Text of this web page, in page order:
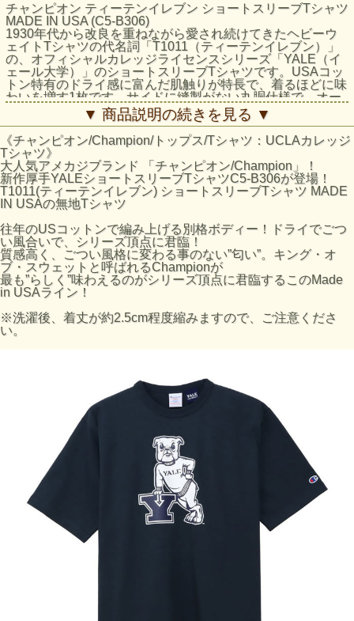
チャンピオン ティーテンイレブン ショートスリーブTシャツ
MADE IN USA (C5-B306)
1930年代から改良を重ねながら愛され続けてきたヘビーウ
ェイトTシャツの代名詞「T1011（ティーテンイレブン）」
の、オフィシャルカレッジライセンスシリーズ「YALE（イ
ェール大学）」のショートスリーブTシャツです。USAコッ
トン特有のドライ感に富んだ肌触りが特長で、着るほどに味
わいを増す1枚です。サイドに縫製がない丸胴仕様で、オー
センティック アメリカン アスレチックウェアの
Champion（チャンピオン）らしいバインダーネック仕様も
ポイントです。胸のプリントは「YALE」の「Y」に同大学
のマスコットであるブルドッグの「ハンサム・ダン」を組み
合わせたデザインと、「YALE」を大きく入れたデザインの2
タイプ。ホワイトのボディには染み込みプリント、ネイビー
のボディにはラバープリントを使用しています。イェール大
学はアメリカ・コネチカット州ニューヘイブン市に本部があ
る大学で、1701年設立。アメリカ東部の名門大学群「アイ
ビー・リーグ」に所属し、現在までに5人の合衆国大統領を
輩出しています。マスコットがブルドッグであることに由来
し、スポーツチームには「YALE Bulldogs（イェール ブルド
ッグス）」という名称が付けられています。
★商品の縮みについて
未洗いのコットンを使用している関係で、洗濯後、着丈につ
きましては2.5cm前後（縮率：約3％）の縮みが予想されま
す。
予めご了承ください。
☆サイズの表記ですが、「下札」及び「洋服についている
JPNサイズ」にておこなっております。
洋服についていつタグは、インターナショナル表記のため
JPN(日本)サイズと異なっております。ご了承ください。
サイズの目安
サイズ
身幅 (cm)
袖丈 (cm)
S
45.5
19.5
67.5
70
▼ 商品説明の続きを見る ▼
《チャンピオン/Champion/トップス/Tシャツ：UCLAカレッジ
Tシャツ》
大人気アメカジブランド 「チャンピオン/Champion」！
新作厚手YALEショートスリーブTシャツC5-B306が登場！
T1011(ティーテンイレブン) ショートスリーブTシャツ MADE
IN USAの無地Tシャツ
往年のUSコットンで編み上げる別格ボディー！ドライでごつ
い風合いで、シリーズ頂点に君臨！
質感高く、ごつい風格に変わる事のない”匂い”。キング・オ
ブ・スウェットと呼ばれるChampionが
最も”らしく”味わえるのがシリーズ頂点に君臨するこのMade
in USAライン！
※洗濯後、着丈が約2.5cm程度縮みますので、ご注意くださ
い。